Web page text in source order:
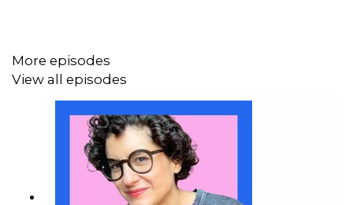
Je suis Mouna Mkinsi, et chaque épisode, je prends un
paradoxe de parent, je le retourne dans tous les sens
recherches et d'études, et je vous le rends tel quel : pas
résolu, mais exploré à fond.
En quelques minutes. Parce que le temps des parents,
ça ne se gaspille pas.
More episodes
View all episodes